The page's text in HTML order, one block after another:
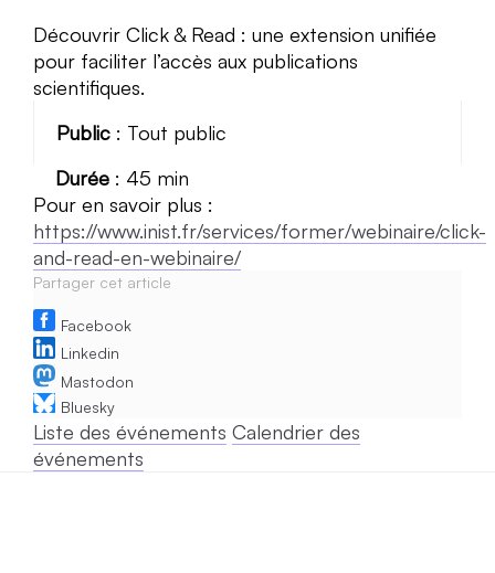
Découvrir Click & Read : une extension unifiée
pour faciliter l’accès aux publications
scientifiques.
Public : Tout public
Durée : 45 min
Pour en savoir plus :
https://www.inist.fr/services/former/webinaire/click-
and-read-en-webinaire/
Partager cet article
Facebook
Linkedin
Mastodon
Bluesky
Liste des événements Calendrier des
événements